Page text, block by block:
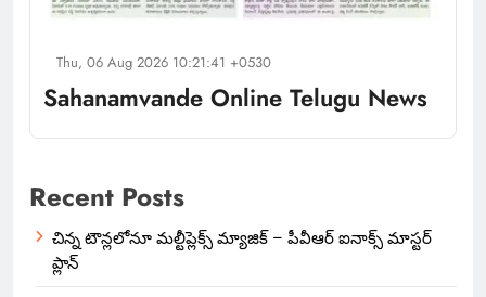
Thu, 06 Aug 2026 10:21:41 +0530
Sahanamvande Online Telugu News
Recent Posts
చిన్న టౌన్లలోనూ మల్టీప్లెక్స్‌ మ్యాజిక్ – పీవీఆర్ ఐనాక్స్ మాస్టర్
ప్లాన్